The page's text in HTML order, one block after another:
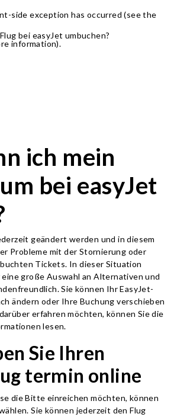
side exception has occurred (see the
information).
bei easyJet umbuchen?
ich mein
bei easyJet
geändert werden und in diesem
Probleme mit der Stornierung oder
Tickets. In dieser Situation
große Auswahl an Alternativen und
Sie können Ihr EasyJet-
ändern oder Ihre Buchung verschieben
erfahren möchten, können Sie die
lesen.
Sie Ihren
termin online
die Bitte einreichen möchten, können
Sie können jederzeit den Flug